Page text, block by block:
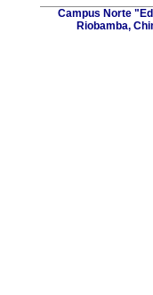
Campus Norte
Riobamba,